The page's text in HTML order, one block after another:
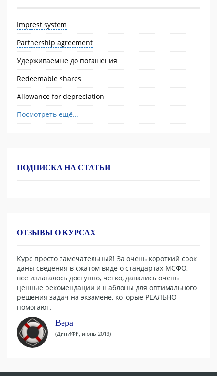
Imprest system
Partnership agreement
Удерживаемые до погашения
Redeemable shares
Allowance for depreciation
Посмотреть ещё...
ПОДПИСКА НА СТАТЬИ
ОТЗЫВЫ О КУРСАХ
Курс просто замечательный! За очень короткий срок
даны сведения в сжатом виде о стандартах МСФО,
все излагалось доступно, четко, давались очень
ценные рекомендации и шаблоны для оптимального
решения задач на экзамене, которые РЕАЛЬНО
помогают.
Вера
(ДипИФР, июнь 2013)